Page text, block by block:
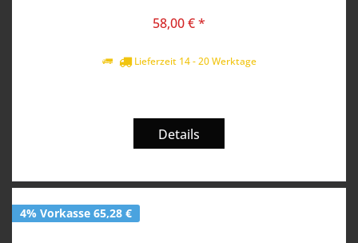
58,00 € *
Lieferzeit 14 - 20 Werktage
Details
4% Vorkasse 65,28 €